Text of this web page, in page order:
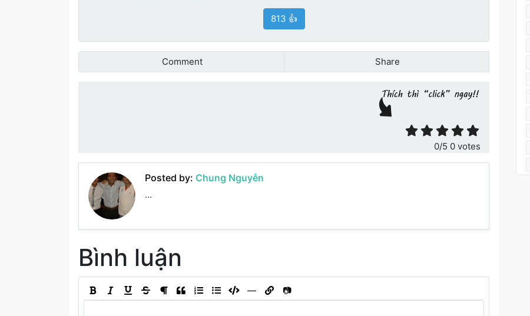
813 👍
Comment Share
0/5 0 votes
Posted by: Chung Nguyễn
...
Bình luận
― 📷